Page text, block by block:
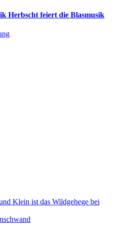
Herbscht feiert die Blasmusik
Klein ist das Wildgehege bei